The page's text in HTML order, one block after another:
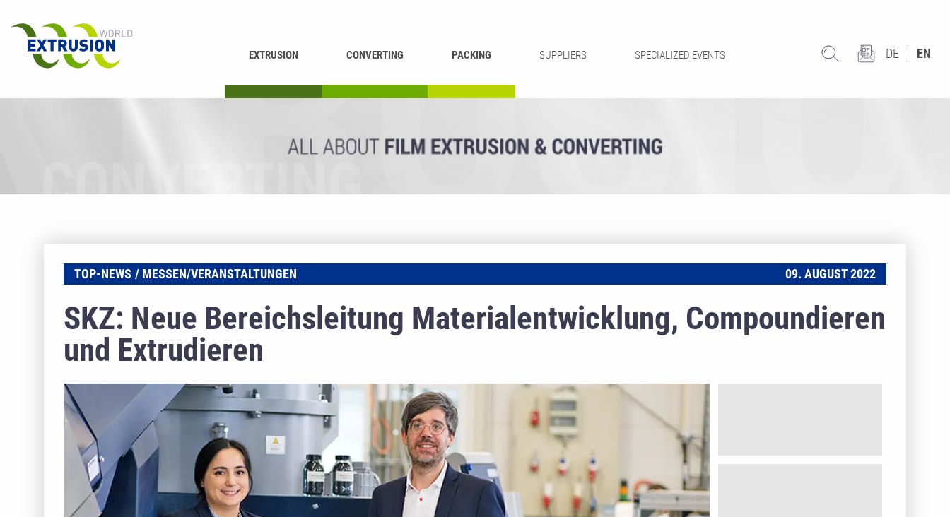
EXTRUSION CONVERTING PACKING SUPPLIERS SPECIALIZED EVENTS DE EN
TOP-NEWS MESSEN/VERANSTALTUNGEN 09. AUGUST 2022
SKZ: Neue Bereichsleitung Materialentwicklung, Compoundieren
und Extrudieren